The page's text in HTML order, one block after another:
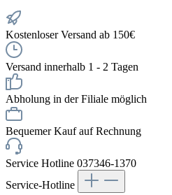
Kostenloser Versand ab 150€
Versand innerhalb 1 - 2 Tagen
Abholung in der Filiale möglich
Bequemer Kauf auf Rechnung
Service Hotline 037346-1370
Service-Hotline
Unterstützung und Beratung unter: